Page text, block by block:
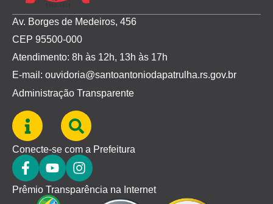
Av. Borges de Medeiros, 456
CEP 95500-000
Atendimento: 8h às 12h, 13h às 17h
E-mail: ouvidoria@santoantoniodapatrulha.rs.gov.br
Administração Transparente
Conecte-se com a Prefeitura
Prêmio Transparência na Internet